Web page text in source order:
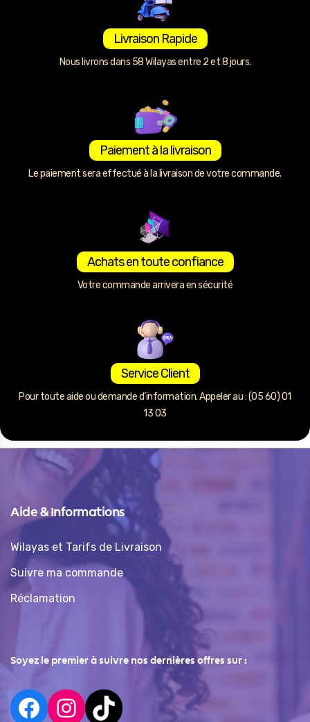
Livraison Rapide
Nous livrons dans 58 Wilayas entre 2 et 8 jours.
Paiement à la livraison
Le paiement sera effectué à la livraison de votre commande.
Achats en toute confiance
Votre commande arrivera en sécurité
Service Client
Pour toute aide ou demande d’information. Appeler au : (05 60) 01
13 03
Aide & Informations
Wilayas et Tarifs de Livraison
Suivre ma commande
Réclamation
Soyez le premier à suivre nos dernières offres sur :